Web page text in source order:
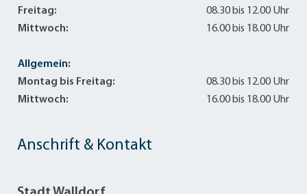
Anschrift & Kontakt
Freitag:
08.30 bis 12.00 Uhr
Mittwoch:
16.00 bis 18.00 Uhr
Allgemein:
Montag bis Freitag:
08.30 bis 12.00 Uhr
Mittwoch:
16.00 bis 18.00 Uhr